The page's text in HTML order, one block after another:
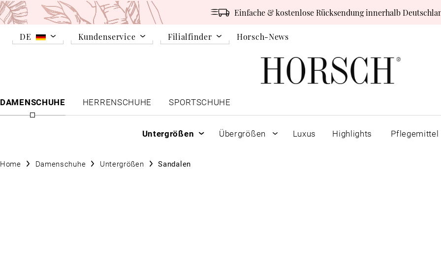
Einfache & kostenlose Rücksendung innerhalb
DE Kundenservice Filialfinder Horsch-News
DAMENSCHUHE
HERRENSCHUHE SPORTSCHUHE
Untergrößen Übergrößen Luxus Highlights Pflegemittel
Home Damenschuhe Untergrößen Sandalen